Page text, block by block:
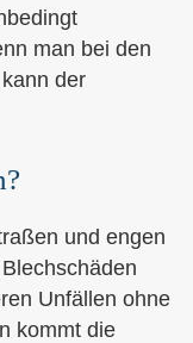
man bei den
der
und engen
Unfällen ohne
kommt die